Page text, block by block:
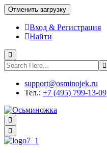
Отменить загрузку
Вход & Регистрация
Найти
support@osminojek.ru
Тел.: +7 (495) 799-13-09